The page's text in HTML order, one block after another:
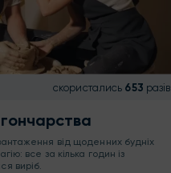
скористались 653 разів
від щоденних будніх
все за кілька годин із
виріб.